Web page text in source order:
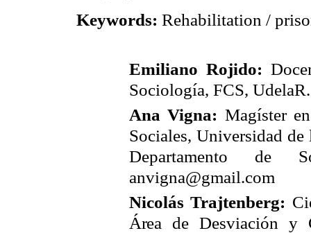
Keywords: Rehabilitation /
Emiliano Rojido:
Sociología, FCS, UdelaR
Ana Vigna: Magíster
Sociales, Universidad de
Departamento de
anvigna@gmail.com
Nicolás Trajtenberg:
Área de Desviación y